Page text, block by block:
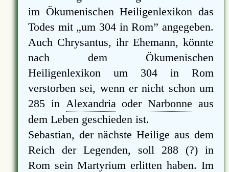
im Ökumenischen Heiligenlexikon das
Todes mit
um 304 in Rom
angegeben.
Auch Chrysantus, ihr Ehemann, könnte
nach dem Ökumenischen
Heiligenlexikon um 304 in Rom
verstorben sei, wenn er nicht schon um
285 in Alexandria oderNarbonne aus
dem Leben geschieden ist.
Sebastian, der nächste Heilige aus dem
Reich der Legenden, soll 288 (?) in
Rom sein Martyrium erlitten haben. Im